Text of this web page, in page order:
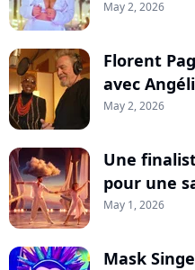
May 2, 2026
Florent
avec
May 2, 2026
Une
pour une
May 1, 2026
Mask